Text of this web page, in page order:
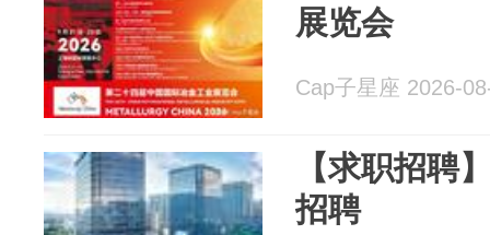
展览会
Cap子星座 2026-
【求职招聘
招聘